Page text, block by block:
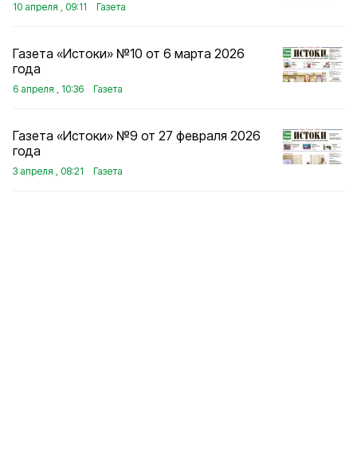
10 апреля , 09:11 Газета
Газета «Истоки» №10 от 6 марта 2026
года
6 апреля , 10:36 Газета
Газета «Истоки» №9 от 27 февраля 2026
года
3 апреля , 08:21 Газета